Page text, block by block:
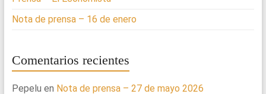
Nota de prensa – 16 de enero
Comentarios recientes
Pepelu en Nota de prensa – 27 de mayo 2026